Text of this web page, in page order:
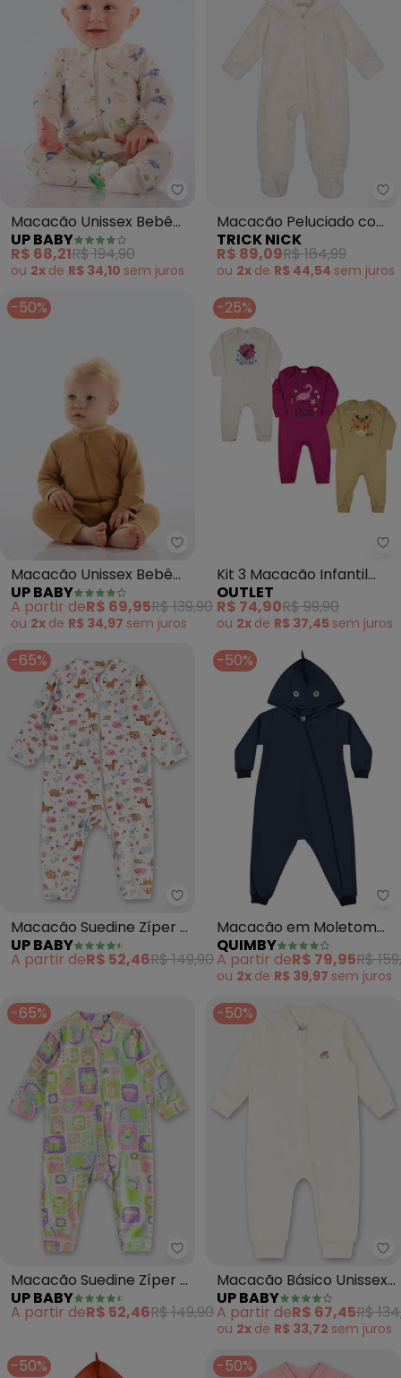
Up Baby - Macacão Unissex
Macacão Unissex Bebê
Suedine Comfy (Bege)
UP BABY
R$ 68,21R$ 194,90
ou 2x de R$ 34,10 sem juros
Macacão Peluciado com
Touca e Pezinho
Carneirinho (Bege)
TRICK NICK
R$ 89,09R$ 164,99
ou 2x de R$ 44,54 sem juros
-50%
Up Baby - Macacão Unissex
Macacão Unissex Bebê
Suedine (Marrom)
UP BABY
A partir deR$ 69,95R$ 139,90
ou 2x de R$ 34,97 sem juros
-25%
Kit 3 Macacão Infantil
Algodão (Multicolorido)
OUTLET
R$ 74,90R$ 99,90
ou 2x de R$ 37,45 sem juros
-65%
Up Baby - Macacão Suedine
Macacão Suedine Zíper 2
Cursores (Branco)
UP BABY
A partir deR$ 52,46R$ 149,90
-50%
Macacão em Moletom
Unissex para Bebê (Azul)
QUIMBY
A partir deR$ 79,95R$
ou 2x de R$ 39,97 sem juros
-65%
Up Baby - Macacão Suedine
Macacão Suedine Zíper 2
Cursores (Branco)
UP BABY
A partir deR$ 52,46R$ 149,90
-50%
Macacão Básico Unissex
para Bebê (Off White)
UP BABY
A partir deR$ 67,45R$
ou 2x de R$ 33,72 sem juros
-50% -50%